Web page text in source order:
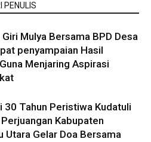
PENULIS
Mulya Bersama BPD Desa
penyampaian Hasil
Menjaring Aspirasi
30 Tahun Peristiwa Kudatuli
Perjuangan Kabupaten
Utara Gelar Doa Bersama